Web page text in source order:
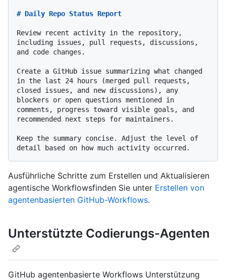
# Daily Repo Status Report
Review recent activity in the repository,
including issues, pull requests, discussions,
and code changes.
Create a GitHub issue summarizing what changed
in the last 24 hours (merged pull requests,
closed issues, and new discussions), any
blockers or open questions mentioned in
comments, progress toward visible goals, and
recommended next steps for maintainers.
Keep the summary concise. Adjust the level of
Ausführliche Schritte zum Erstellen und Aktualisieren
agentische Workflowsfinden Sie unter Erstellen von
agentenbasierten GitHub-Workflows.
Unterstützte Codierungs-Agenten
GitHub agentenbasierte Workflows Unterstützung